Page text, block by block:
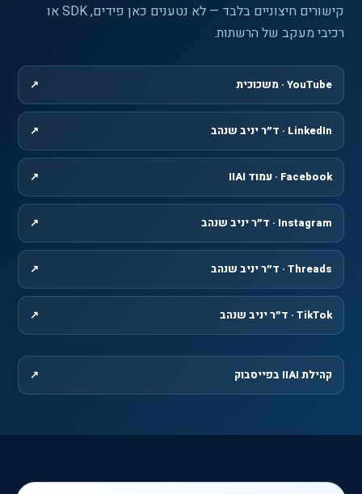
קישורים חיצוניים בלבד — לא נטענים כאן פידים, SDK או
רכיבי מעקב של הרשתות.
YouTube · משכוכית ↗ , נפתח בחלון חדש
LinkedIn · ד״ר יניב שנהב ↗ , נפתח בחלון חדש
Facebook · עמוד IIAI ↗ , נפתח בחלון חדש
Instagram · ד״ר יניב שנהב ↗ , נפתח בחלון חדש
Threads · ד״ר יניב שנהב ↗ , נפתח בחלון חדש
TikTok · ד״ר יניב שנהב ↗ , נפתח בחלון חדש
קהילת IIAI בפייסבוק ↗ , נפתח בחלון חדש